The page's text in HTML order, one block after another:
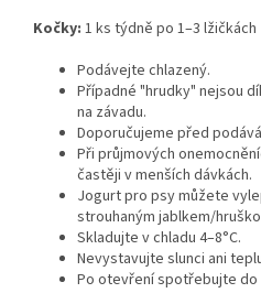
Kočky: 1 ks týdně po 1–3 lžičkách
Podávejte chlazený.
Případné "hrudky" nejsou
na závadu.
Doporučujeme před
Při průjmových
častěji v menších dávkách.
Jogurt pro psy můžete
strouhaným jablkem/
Skladujte v chladu 4–8°C.
Nevystavujte slunci ani
Po otevření spotřebujte do